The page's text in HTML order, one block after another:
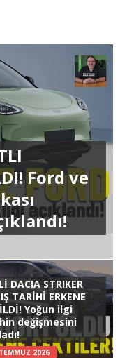
Ford ve
DACIA STRIKER
TARİHİ ERKENE
Yoğun ilgi
değişmesini
2026